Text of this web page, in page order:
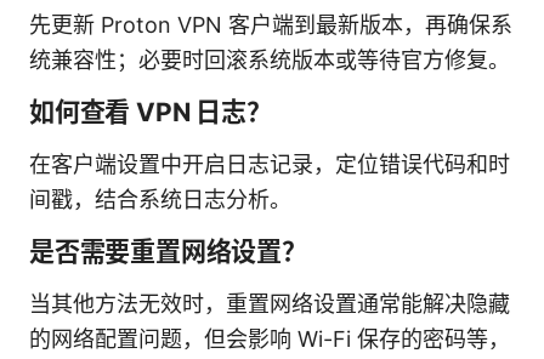
先更新 Proton VPN 客户端到最新版本，再确保系
统兼容性；必要时回滚系统版本或等待官方修复。
如何查看 VPN 日志？
在客户端设置中开启日志记录，定位错误代码和时
间戳，结合系统日志分析。
是否需要重置网络设置？
当其他方法无效时，重置网络设置通常能解决隐藏
的网络配置问题，但会影响 Wi-Fi 保存的密码等，